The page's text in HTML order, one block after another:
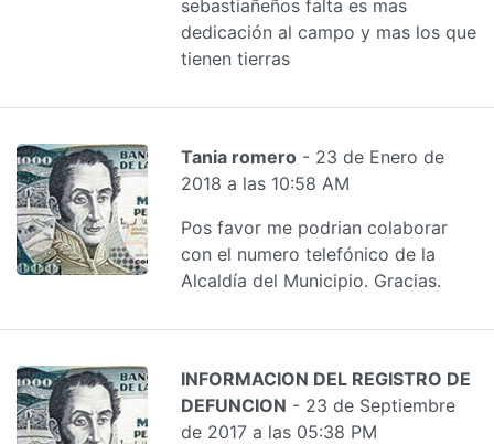
sebastiañeños falta es mas
dedicación al campo y mas los que
tienen tierras
Tania romero - 23 de Enero de
2018 a las 10:58 AM
Pos favor me podrian colaborar
con el numero telefónico de la
Alcaldía del Municipio. Gracias.
INFORMACION DEL REGISTRO DE
DEFUNCION - 23 de Septiembre
de 2017 a las 05:38 PM